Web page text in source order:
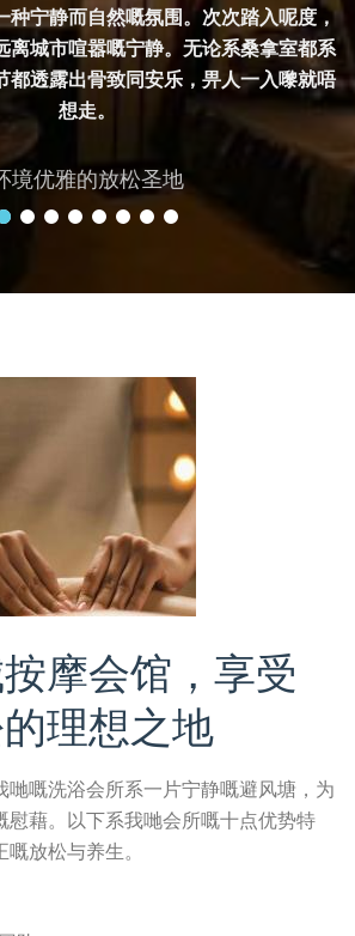
种宁静而自然嘅氛围。次次踏入呢度，
离城市喧嚣嘅宁静。无论系桑拿室都系
都透露出骨致同安乐，畀人一入嚟就唔
想走。
境优雅的放松圣地
摩会馆，享受
理想之地
哋嘅洗浴会所系一片宁静嘅避风塘，为
慰藉。以下系我哋会所嘅十点优势特
放松与养生。